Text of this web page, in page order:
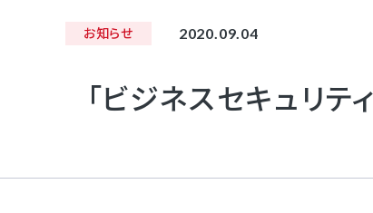
お知らせ 2020.09.04
「ビジネスセキュリ